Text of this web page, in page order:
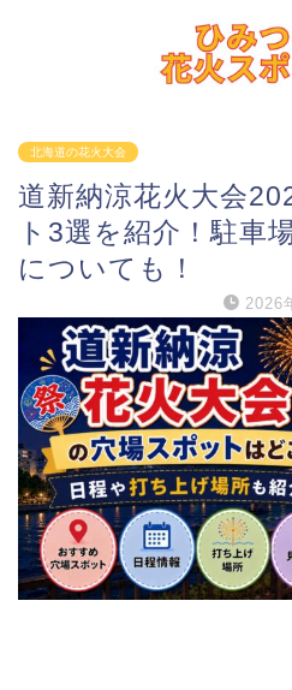
北海道の花火大会
道新納涼花火大会
ト3選を紹介！駐車
についても！
2026